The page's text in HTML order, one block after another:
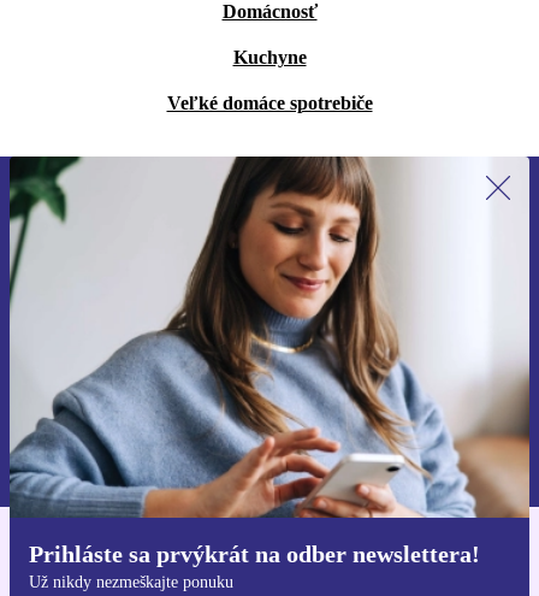
Domácnosť
Kuchyne
Veľké domáce spotrebiče
Prihláste sa prvýkrát na odber newslettera!
Už nikdy nezmeškajte ponuku
Prihláste sa prvýkrát na newsletter!
Už nikdy nezmeškajte ponuku.
Zaregistrovať sa
Informácie o používaní osobných údajov nájdete v našich
Zásadách ochrany osobných údajov.
Získajte aplikáciu refurbed
Pre iOS a Android